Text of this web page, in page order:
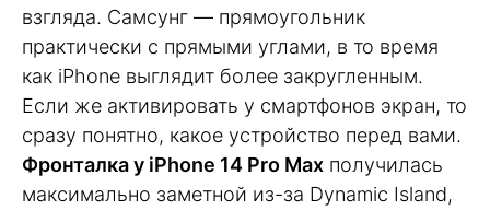
взгляда. Самсунг — прямоугольник
практически с прямыми углами, в то время
как iPhone выглядит более закругленным.
Если же активировать у смартфонов экран, то
сразу понятно, какое устройство перед вами.
Фронталка у iPhone 14 Pro Max получилась
максимально заметной из-за Dynamic Island,